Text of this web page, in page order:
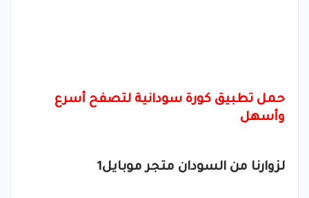
حمل تطبيق كورة سودانية لتصفح أسرع
وأسهل
لزوارنا من السودان متجر موبايل1